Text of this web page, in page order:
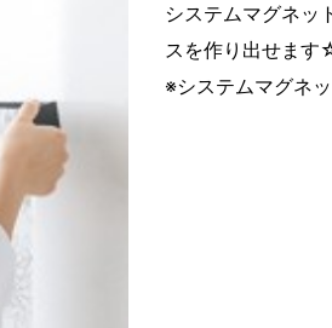
システムマグネッ
スを作り出せます
※システムマグネ